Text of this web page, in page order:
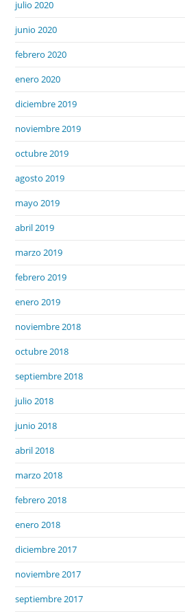
julio 2020
junio 2020
febrero 2020
enero 2020
diciembre 2019
noviembre 2019
octubre 2019
agosto 2019
mayo 2019
abril 2019
marzo 2019
febrero 2019
enero 2019
noviembre 2018
octubre 2018
septiembre 2018
julio 2018
junio 2018
abril 2018
marzo 2018
febrero 2018
enero 2018
diciembre 2017
noviembre 2017
septiembre 2017